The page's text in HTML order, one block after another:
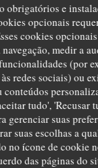
obrigatórios e
opcionais
cookies
medir a
(por
redes sociais) ou
tudo', 'Recusar
gerenciar suas
suas escolhas a
no ícone de cookie
das páginas do
:5/5
chaleureux, les